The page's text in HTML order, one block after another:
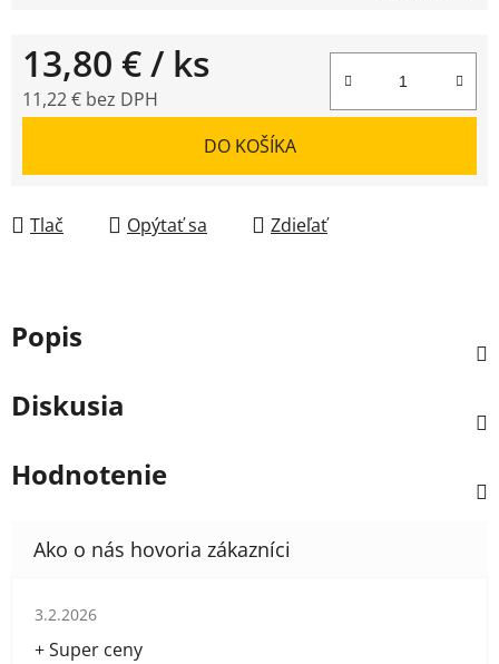
13,80 €/ ks
11,22 € bez DPH
DO KOŠÍKA
Tlač Opýtať sa Zdieľať
Popis
Diskusia
Hodnotenie
Hodnotenie obchodu je 5 z 5 hviezdičiek.
3.2.2026
+ Super ceny